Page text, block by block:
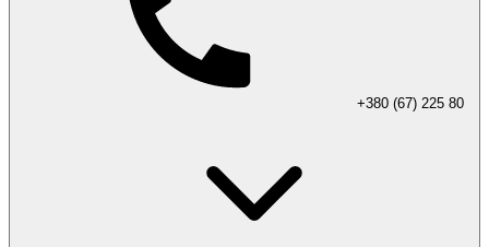
+380 (67) 225 80